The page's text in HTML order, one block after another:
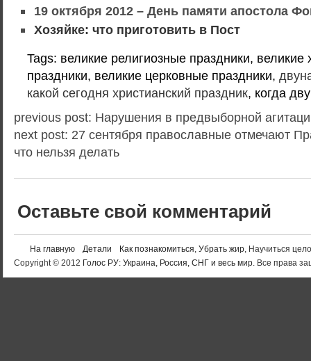
19 октября 2012 – День памяти апостола
Хозяйке: что приготовить в Пост
Tags: великие религиозные праздники, великие
праздники, великие церковные праздники,
какой сегодня христианский праздник, когда
previous post: Нарушения в предвыборной
next post: 27 сентября православные отмечают
что нельзя делать
Оставьте свой комментарий
На главную Детали Как познакомиться, Убрать жир, Научиться
Copyright © 2012 Голос РУ: Украина, Россия, СНГ и весь мир. Все права